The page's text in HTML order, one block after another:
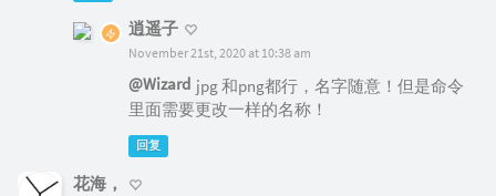
逍遥子
November 21st, 2020 at 10:38 am
@Wizard jpg 和png都行，名字随意！但是命令
里面需要更改一样的名称！
回复
花海，